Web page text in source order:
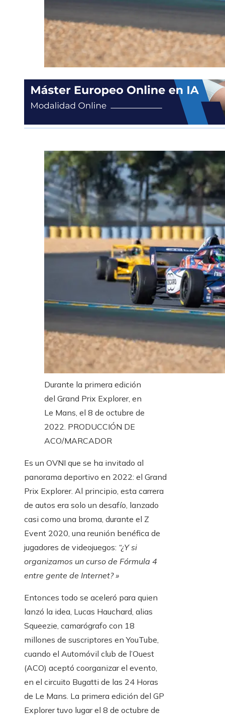
Durante la primera edición
del Grand Prix Explorer, en
Le Mans, el 8 de octubre de
2022. PRODUCCIÓN DE
ACO/MARCADOR
Es un OVNI que se ha invitado al
panorama deportivo en 2022: el Grand
Prix Explorer. Al principio, esta carrera
de autos era solo un desafío, lanzado
casi como una broma, durante el Z
Event 2020, una reunión benéfica de
jugadores de videojuegos: “¿Y si
organizamos un curso de Fórmula 4
entre gente de Internet? »
Entonces todo se aceleró para quien
lanzó la idea, Lucas Hauchard, alias
Squeezie, camarógrafo con 18
millones de suscriptores en YouTube,
cuando el Automóvil club de l’Ouest
(ACO) aceptó coorganizar el evento,
en el circuito Bugatti de las 24 Horas
de Le Mans. La primera edición del GP
Explorer tuvo lugar el 8 de octubre de